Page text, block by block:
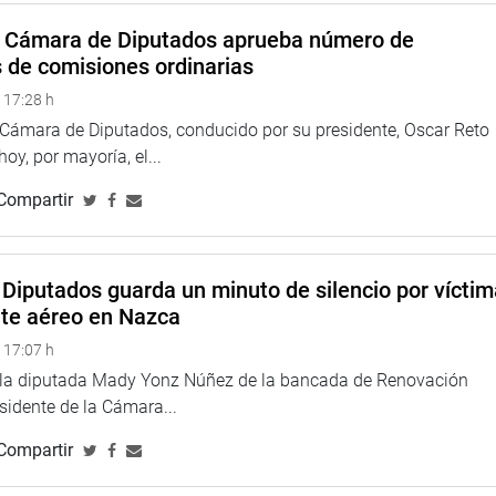
(RP) refirió que el Ministerio de Economía y Finanzas no
Ley de Institutos y Escuelas de Educación Superior y
días sin ser implementada, afectando la remuneración
de Diputados aprueba número de
comisiones ordinarias
h
de Diputados, conducido por su presidente, Oscar Reto
por mayoría, el...
guarda un minuto de silencio por
aéreo en Nazca
h
diputada Mady Yonz Núñez de la bancada de Renovación
de la Cámara...